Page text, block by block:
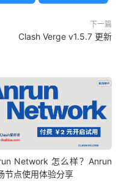
下一篇
Clash Verge v1.5.7 更新
Network 怎么样？Anrun
节点使用体验分享